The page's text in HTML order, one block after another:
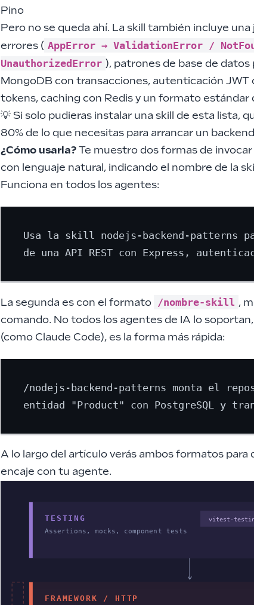
Pino
Pero no se queda ahí. La skill también incluye
errores ( AppError → ValidationError /
UnauthorizedError ), patrones de base de datos
MongoDB con transacciones, autenticación JWT
tokens, caching con Redis y un formato estándar
💡 Si solo pudieras instalar una skill de esta lista,
80% de lo que necesitas para arrancar un
¿Cómo usarla? Te muestro dos formas de invocar
con lenguaje natural, indicando el nombre de la
Funciona en todos los agentes:
Usa la skill nodejs-backend-patterns
La segunda es con el formato /nombre-skill ,
comando. No todos los agentes de IA lo
(como Claude Code), es la forma más rápida:
/nodejs-backend-patterns monta el
A lo largo del artículo verás ambos formatos para
encaje con tu agente.